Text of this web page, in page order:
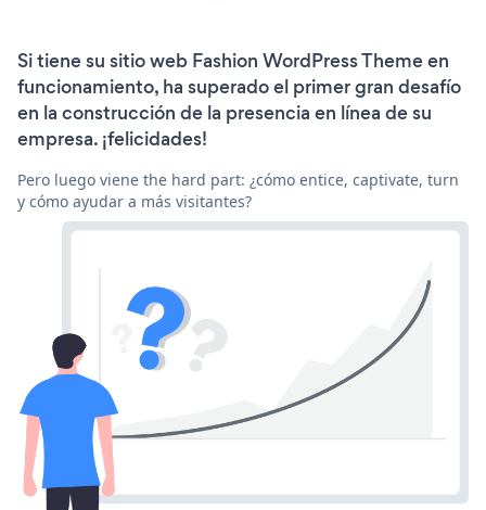
Si tiene su sitio web Fashion WordPress Theme en
funcionamiento, ha superado el primer gran desafío
en la construcción de la presencia en línea de su
empresa. ¡felicidades!
Pero luego viene the hard part: ¿cómo entice, captivate, turn
y cómo ayudar a más visitantes?